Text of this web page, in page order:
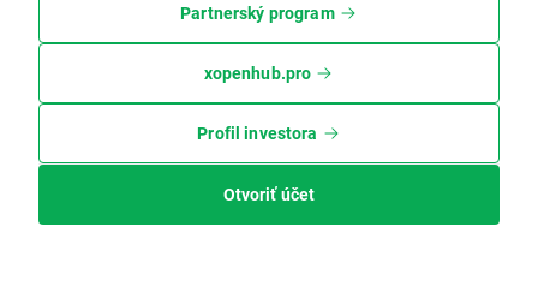
Partnerský program
xopenhub.pro
Profil investora
Otvoriť účet